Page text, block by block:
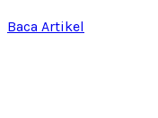
Baca Artikel